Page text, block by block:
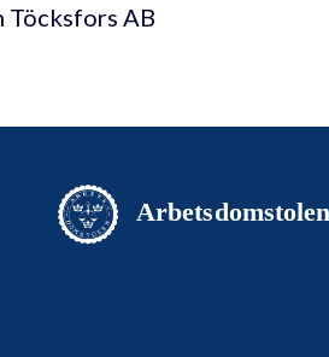
Töcksfors AB